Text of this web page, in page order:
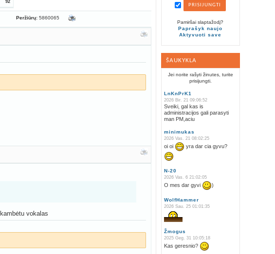
Pamiršai slaptažodį?
Paprašyk naujo
Aktyvuoti save
ŠAUKYKLA
Jei norite rašyti žinutes, turite
prisijungti.
LnKnPrK1
2026 Bir. 21 09:06:52
Sveiki, gal kas is
administracijos gali parasyti
man PM,aciu
minimukas
2026 Vas. 21 08:02:25
oi oi yra dar cia gyvu?
N-20
2026 Vas. 6 21:02:05
O mes dar gyvi )
WolfHammer
2026 Sau. 25 01:01:35
Žmogus
2025 Geg. 31 10:05:18
Kas geresnio?
92
Peržiūrų: 5860065
vokalas